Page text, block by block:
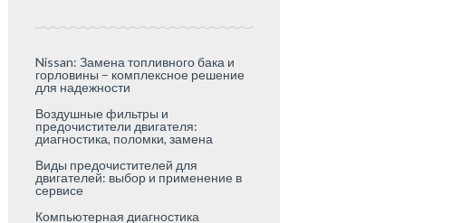
Nissan: Замена топливного бака и
горловины – комплексное решение
для надежности
Воздушные фильтры и
предочистители двигателя:
диагностика, поломки, замена
Виды предочистителей для
двигателей: выбор и применение в
сервисе
Компьютерная диагностика